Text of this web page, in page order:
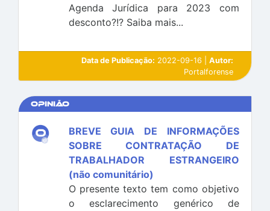
Agenda Jurídica para 2023 com
desconto?!? Saiba mais...
Data de Publicação: 2022-09-16 | Autor:
Portalforense
Opinião
BREVE GUIA DE INFORMAÇÕES
SOBRE CONTRATAÇÃO DE
TRABALHADOR ESTRANGEIRO
(não comunitário)
O presente texto tem como objetivo
o esclarecimento genérico de